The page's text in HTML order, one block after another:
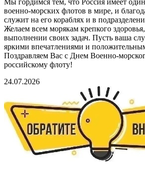
военно-морских флотов в мире, и
служит на его кораблях и в
Желаем всем морякам крепкого
выполнении своих задач. Пусть ваша
яркими впечатлениями и
Поздравляем Вас с Днем Военно-
российскому флоту!
24.07.2026